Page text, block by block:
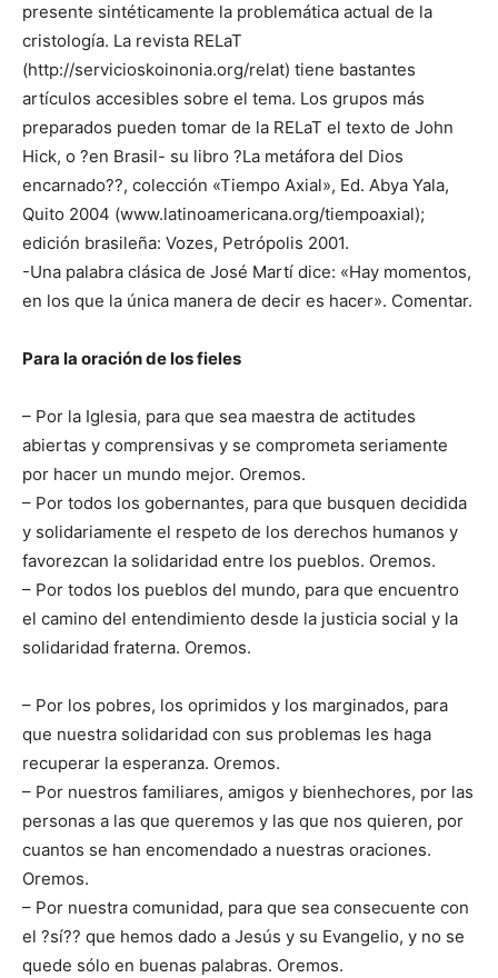
presente sintéticamente la problemática actual de la
cristología. La revista RELaT
(http://servicioskoinonia.org/relat) tiene bastantes
artículos accesibles sobre el tema. Los grupos más
preparados pueden tomar de la RELaT el texto de John
Hick, o ?en Brasil- su libro ?La metáfora del Dios
encarnado??, colección «Tiempo Axial», Ed. Abya Yala,
Quito 2004 (www.latinoamericana.org/tiempoaxial);
edición brasileña: Vozes, Petrópolis 2001.
-Una palabra clásica de José Martí dice: «Hay momentos,
en los que la única manera de decir es hacer». Comentar.
Para la oración de los fieles
– Por la Iglesia, para que sea maestra de actitudes
abiertas y comprensivas y se comprometa seriamente
por hacer un mundo mejor. Oremos.
– Por todos los gobernantes, para que busquen decidida
y solidariamente el respeto de los derechos humanos y
favorezcan la solidaridad entre los pueblos. Oremos.
– Por todos los pueblos del mundo, para que encuentro
el camino del entendimiento desde la justicia social y la
solidaridad fraterna. Oremos.
– Por los pobres, los oprimidos y los marginados, para
que nuestra solidaridad con sus problemas les haga
recuperar la esperanza. Oremos.
– Por nuestros familiares, amigos y bienhechores, por las
personas a las que queremos y las que nos quieren, por
cuantos se han encomendado a nuestras oraciones.
Oremos.
– Por nuestra comunidad, para que sea consecuente con
el ?sí?? que hemos dado a Jesús y su Evangelio, y no se
quede sólo en buenas palabras. Oremos.